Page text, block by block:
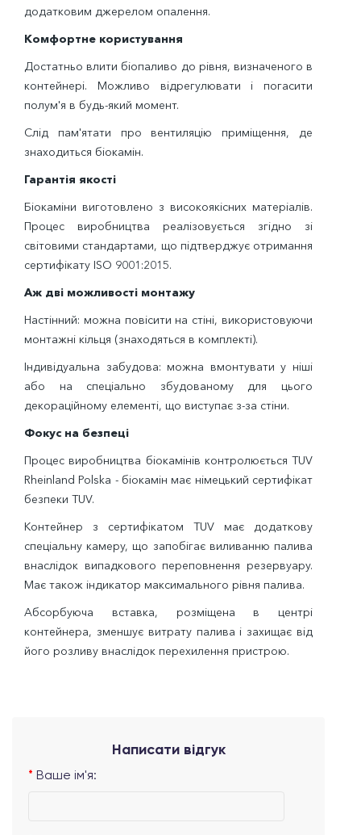
додатковим джерелом опалення.
Комфортне користування
Достатньо влити біопаливо до рівня, визначеного в
контейнері. Можливо відрегулювати і погасити
полум'я в будь-який момент.
Слід пам'ятати про вентиляцію приміщення, де
знаходиться біокамін.
Гарантія якості
Біокаміни виготовлено з високоякісних матеріалів.
Процес виробництва реалізовується згідно зі
світовими стандартами, що підтверджує отримання
сертифікату ISO 9001:2015.
Аж дві можливості монтажу
Настінний: можна повісити на стіні, використовуючи
монтажні кільця (знаходяться в комплекті).
Індивідуальна забудова: можна вмонтувати у ніші
або на спеціально збудованому для цього
декораційному елементі, що виступає з-за стіни.
Фокус на безпеці
Процес виробництва біокамінів контролюється TUV
Rheinland Polska - біокамін має німецький сертифікат
безпеки TUV.
Контейнер з сертифікатом TUV має додаткову
спеціальну камеру, що запобігає виливанню палива
внаслідок випадкового переповнення резервуару.
Має також індикатор максимального рівня палива.
Абсорбуюча вставка, розміщена в центрі
контейнера, зменшує витрату палива і захищає від
його розливу внаслідок перехилення пристрою.
Написати відгук
Ваше ім'я: